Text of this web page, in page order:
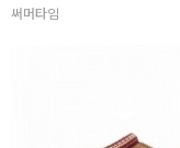
써머타임